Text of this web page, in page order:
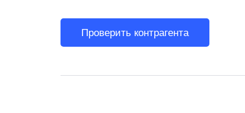
Проверить контрагента